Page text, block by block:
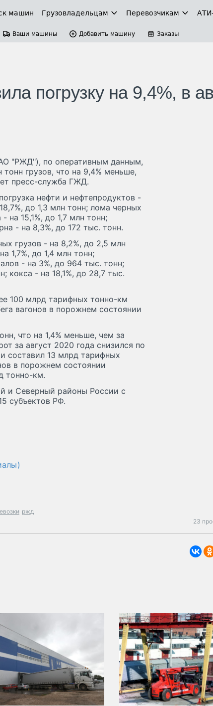
машин Грузовладельцам Перевозчикам
Ваши машины Добавить машину Заказы
погрузку на 9,4%, в
"РЖД"), по оперативным данным,
грузов, что на 9,4% меньше,
пресс-служба ГЖД.
нефти и нефтепродуктов -
до 1,3 млн тонн; лома черных
на 15,1%, до 1,7 млн тонн;
- на 8,3%, до 172 тыс. тонн.
грузов - на 8,2%, до 2,5 млн
1,7%, до 1,4 млн тонн;
- на 3%, до 964 тыс. тонн;
кокса - на 18,1%, до 28,7 тыс.
100 млрд тарифных тонно-км
вагонов в порожнем состоянии
что на 1,4% меньше, чем за
за август 2020 года снизился по
составил 13 млрд тарифных
в порожнем состоянии
тонно-км.
и Северный районы России с
субъектов РФ.
ржд
23